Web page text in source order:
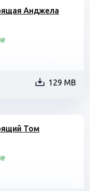
Анджела
129 MB
Том